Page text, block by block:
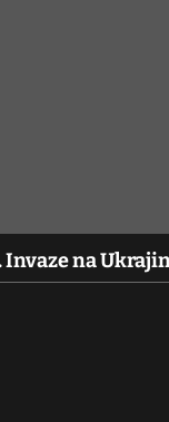
Invaze na